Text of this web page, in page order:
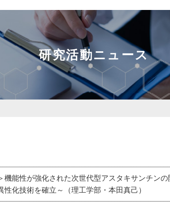
研究活動ニュース
機能性が強化された次世代型アスタキサンチン
性化技術を確立～（理工学部・本田真己）